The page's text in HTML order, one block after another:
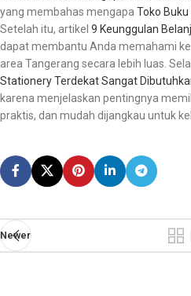
yang membahas mengapa Toko Buku
Setelah itu, artikel 9 Keunggulan
dapat membantu Anda memahami
area Tangerang secara lebih luas.
Stationery Terdekat Sangat
karena menjelaskan pentingnya
praktis, dan mudah dijangkau untuk
Newer